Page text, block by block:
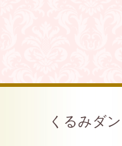
くるみダ